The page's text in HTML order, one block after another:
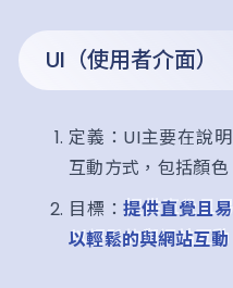
UI（使用者介面）
定義：UI主要在說
互動方式，包括顏
目標：提供直覺且
以輕鬆的與網站互動